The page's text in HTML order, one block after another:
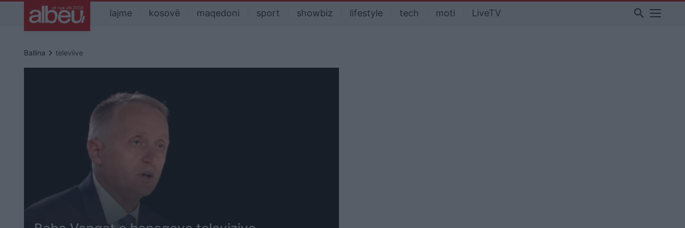
lajme kosovë maqedoni sport showbiz lifestyle tech moti LiveTV search
Ballina keyboard_arrow_right televiive